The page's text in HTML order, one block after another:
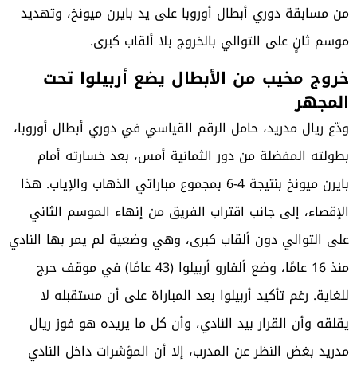
من مسابقة دوري أبطال أوروبا على يد بايرن ميونخ، وتهديد
موسم ثانٍ على التوالي بالخروج بلا ألقاب كبرى.
خروج مخيب من الأبطال يضع أربيلوا تحت
المجهر
ودّع ريال مدريد، حامل الرقم القياسي في دوري أبطال أوروبا،
بطولته المفضلة من دور الثمانية أمس، بعد خسارته أمام
بايرن ميونخ بنتيجة 4-6 بمجموع مباراتي الذهاب والإياب. هذا
الإقصاء، إلى جانب اقتراب الفريق من إنهاء الموسم الثاني
على التوالي دون ألقاب كبرى، وهي وضعية لم يمر بها النادي
منذ 16 عامًا، وضع ألفارو أربيلوا (43 عامًا) في موقف حرج
للغاية. رغم تأكيد أربيلوا بعد المباراة على أن مستقبله لا
يقلقه وأن القرار بيد النادي، وأن كل ما يريده هو فوز ريال
مدريد بغض النظر عن المدرب، إلا أن المؤشرات داخل النادي